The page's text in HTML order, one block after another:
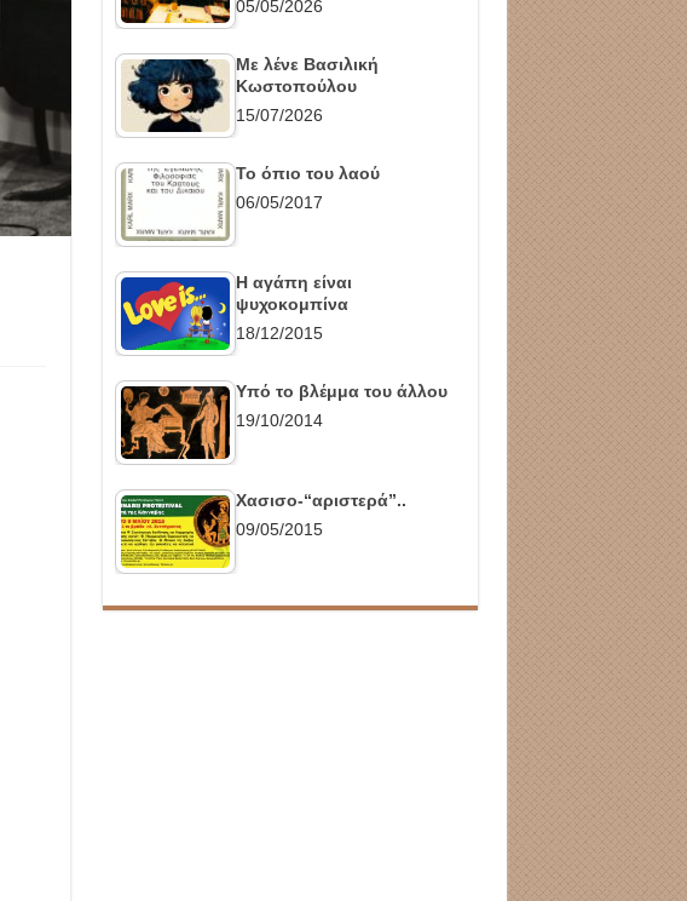
05/05/2026
Με λένε Βασιλική
Κωστοπούλου
15/07/2026
Το όπιο του λαού
06/05/2017
Η αγάπη είναι
ψυχοκομπίνα
18/12/2015
Υπό το βλέμμα του άλλου
19/10/2014
Χασισο-“αριστερά”..
09/05/2015